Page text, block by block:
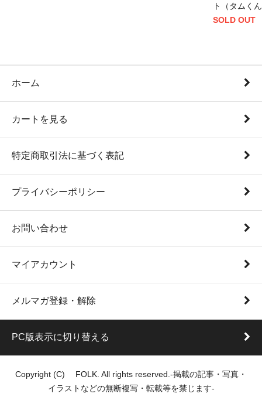
ト（タムく
SOLD OUT
ホーム
カートを見る
特定商取引法に基づく表記
プライバシーポリシー
お問い合わせ
マイアカウント
メルマガ登録・解除
PC版表示に切り替える
Copyright (C) FOLK. All rights reserved.-掲載の記事・写真・
イラストなどの無断複写・転載等を禁じます-